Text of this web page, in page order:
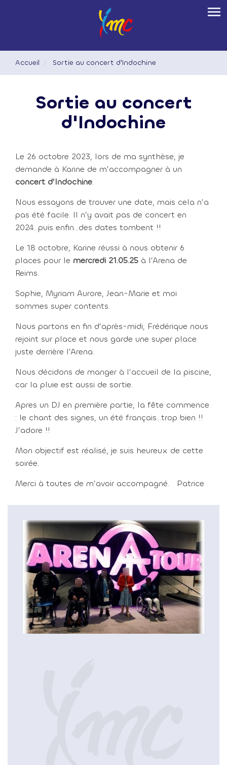
Accueil Sortie au concert d'Indochine
Sortie au concert
d'Indochine
Le 26 octobre 2023, lors de ma synthèse, je
demande à Karine de m’accompagner à un
concert d’Indochine.
Nous essayons de trouver une date, mais cela n’a
pas été facile. Il n’y avait pas de concert en
2024...puis enfin…des dates tombent !!
Le 18 octobre, Karine réussi à nous obtenir 6
places pour le mercredi 21.05.25 à l’Arena de
Reims.
Sophie, Myriam Aurore, Jean-Marie et moi
sommes super contents.
Nous partons en fin d’après-midi, Frédérique nous
rejoint sur place et nous garde une super place
juste derrière l’Arena.
Nous décidons de manger à l’accueil de la piscine,
car la pluie est aussi de sortie.
Apres un DJ en première partie, la fête commence
: le chant des signes, un été français…trop bien !!
J’adore !!
Mon objectif est réalisé, je suis heureux de cette
soirée.
Merci à toutes de m’avoir accompagné.
Patrice